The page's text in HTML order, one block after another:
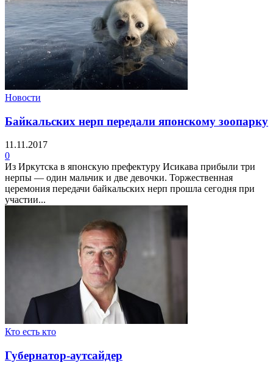
Новости
Байкальских нерп передали японскому зоопарку
11.11.2017
0
Из Иркутска в японскую префектуру Исикава прибыли три
нерпы — один мальчик и две девочки. Торжественная
церемония передачи байкальских нерп прошла сегодня при
участии...
Кто есть кто
Губернатор-аутсайдер